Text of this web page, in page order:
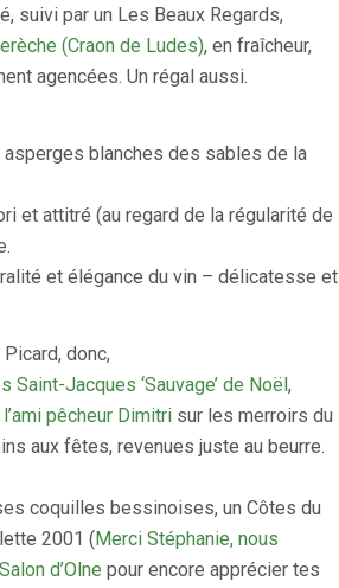
suivi par un Les Beaux Regards,
(Craon de Ludes), en fraîcheur,
agencées. Un régal aussi.
blanches des sables de la
et attitré (au regard de la régularité de
et élégance du vin – délicatesse et
donc,
Saint-Jacques ‘Sauvage’ de Noël,
l’ami pêcheur Dimitri sur les merroirs du
aux fêtes, revenues juste au beurre.
coquilles bessinoises, un Côtes du
2001 (Merci Stéphanie, nous
d’Olne pour encore apprécier tes